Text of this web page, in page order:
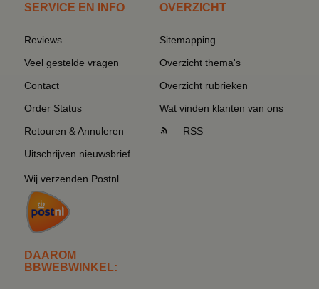
SERVICE EN INFO
Reviews
Veel gestelde vragen
Contact
Order Status
Retouren & Annuleren
Uitschrijven nieuwsbrief
Wij verzenden Postnl
DAAROM
BBWEBWINKEL:
OVERZICHT
Sitemapping
Overzicht thema's
Overzicht rubrieken
Wat vinden klanten van ons
RSS